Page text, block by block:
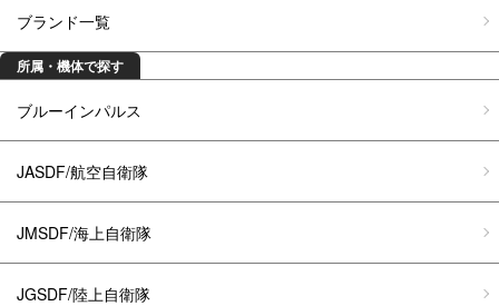
ブランド一覧
所属・機体で探す
ブルーインパルス
JASDF/航空自衛隊
JMSDF/海上自衛隊
JGSDF/陸上自衛隊